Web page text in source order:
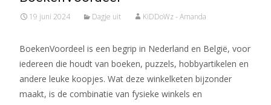
19 juni 2024 Dagje uit KiDDoWz - Amanda
BoekenVoordeel is een begrip in Nederland en België, voor
iedereen die houdt van boeken, puzzels, hobbyartikelen en
andere leuke koopjes. Wat deze winkelketen bijzonder
maakt, is de combinatie van fysieke winkels en